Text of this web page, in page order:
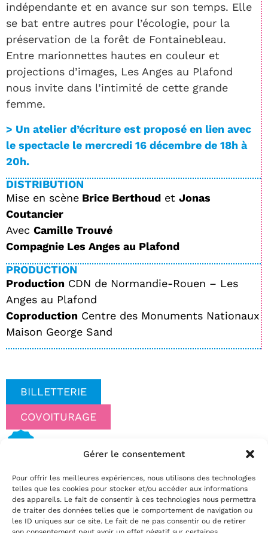
Gérer le consentement
Pour offrir les meilleures expériences, nous utilisons des technologies
telles que les cookies pour stocker et/ou accéder aux informations
des appareils. Le fait de consentir à ces technologies nous permettra
de traiter des données telles que le comportement de navigation ou
les ID uniques sur ce site. Le fait de ne pas consentir ou de retirer
indépendante et en avance sur son temps. Elle
se bat entre autres pour l’écologie, pour la
préservation de la forêt de Fontainebleau.
Entre marionnettes hautes en couleur et
projections d’images, Les Anges au Plafond
nous invite dans l’intimité de cette grande
femme.
> Un atelier d’écriture est proposé en lien avec
le spectacle le mercredi 16 décembre de 18h à
20h.
DISTRIBUTION
Mise en scène Brice Berthoud et Jonas
Coutancier
Avec Camille Trouvé
Compagnie Les Anges au Plafond
PRODUCTION
Production CDN de Normandie-Rouen – Les
Anges au Plafond
Coproduction Centre des Monuments Nationaux
Maison George Sand
BILLETTERIE
COVOITURAGE
mardi 15 décembre 2026 | 20:30
Réservez
par téléphone au02.35.29.22.81
par mailinfo@theatrelepassage.fr